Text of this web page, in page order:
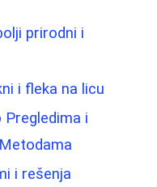
prirodni i
i fleka na licu
Pregledima i
i rešenja